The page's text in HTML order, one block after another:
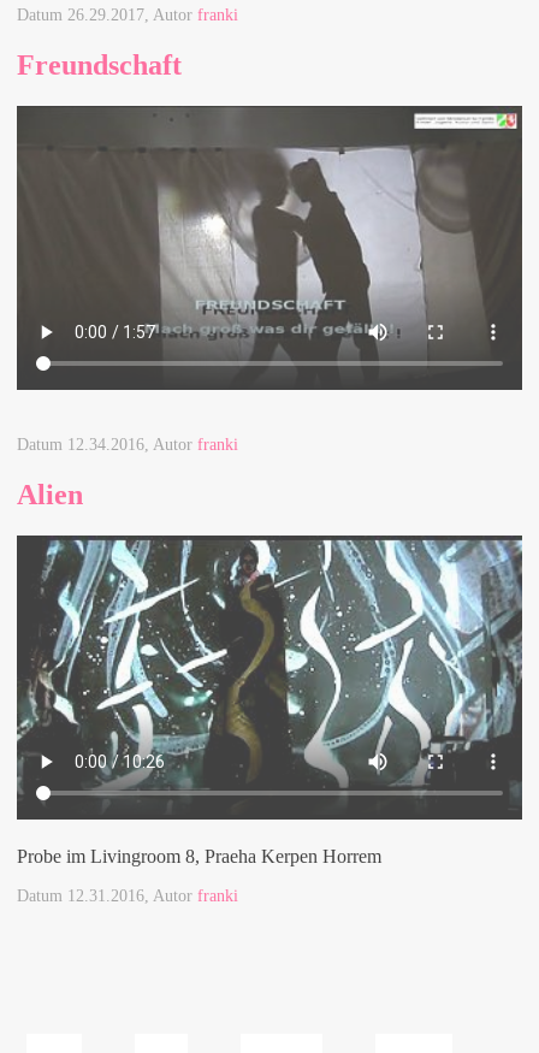
Datum 26.29.2017 , Autor franki
Freundschaft
Datum 12.34.2016 , Autor franki
Alien
Probe im Livingroom 8, Praeha Kerpen Horrem
Datum 12.31.2016 , Autor franki